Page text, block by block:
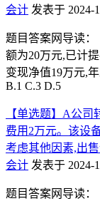
会计 发表于 2024-
题目答案网导读：
额为20万元,已计
变现净值19万元,
B.1 C.3 D.5
【单选题】A公
费用2万元。该设
考虑其他因素,出
会计 发表于 2024-
题目答案网导读